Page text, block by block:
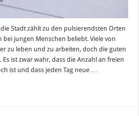
die Stadt zählt zu den pulsierendsten Orten
bei jungen Menschen beliebt. Viele von
zu leben und zu arbeiten, doch die guten
ist zwar wahr, dass die Anzahl an freien
ist und dass jeden Tag neue …